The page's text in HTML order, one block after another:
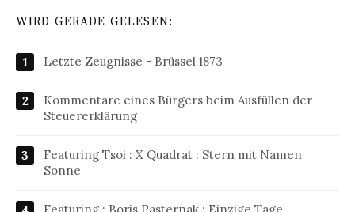
WIRD GERADE GELESEN:
Letzte Zeugnisse - Brüssel 1873
Kommentare eines Bürgers beim Ausfüllen der
Steuererklärung
Featuring Tsoi : X Quadrat : Stern mit Namen
Sonne